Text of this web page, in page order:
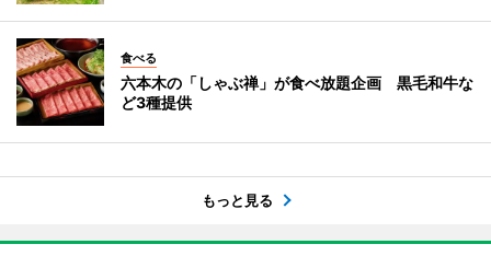
食べる
六本木の「しゃぶ禅」が食べ放題企画 黒毛和牛な
ど3種提供
もっと見る